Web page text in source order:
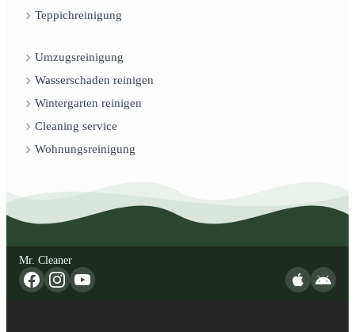
Teppichreinigung
Umzugsreinigung
Wasserschaden reinigen
Wintergarten reinigen
Cleaning service
Wohnungsreinigung
Mr. Cleaner